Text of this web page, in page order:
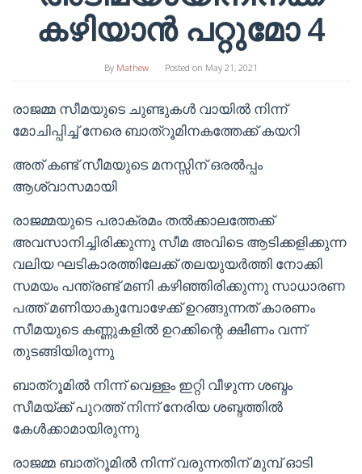
കഴിയാൻ പറ്റുമോ 4
By Mathew Posted on May 21, 2021
രാജമ്മ സീമയുടെ ചുണ്ടുകൾ വായിൽ നിന്ന്
മോചിപ്പിച്ച് നേരെ ബാത്റൂമിനകത്തേക്ക് കയറി
അത് കണ്ട് സീമയുടെ മനസ്സിന് ഒരൽപ്പം
ആശ്വാസമായി
രാജമ്മയുടെ പരാക്രമം തൽക്കാലത്തേക്ക്
അവസാനിച്ചിരിക്കുന്നു സീമ അവിടെ ആടിക്കളിക്കുന്ന
വലിയ ഘടികാരത്തിലേക്ക് തലയുയർത്തി നോക്കി
സമയം പന്ത്രണ്ട് മണി കഴിഞ്ഞിരിക്കുന്നു സാധാരണ
പത്ത് മണിയാകുമ്പോഴേക്ക് ഉറങ്ങുന്നത് കാരണം
സീമയുടെ കണ്ണുകളിൽ ഉറക്കിന്റെ ക്ഷീണം വന്ന്
തുടങ്ങിയിരുന്നു
ബാത്റൂമിൽ നിന്ന് വെള്ളം ഇറ്റി വീഴുന്ന ശബ്ദം
സീമയ്ക്ക് പുറത്ത് നിന്ന് നേരിയ ശബ്ദത്തിൽ
കേൾക്കാമായിരുന്നു
രാജമ്മ ബാത്റൂമിൽ നിന്ന് വരുന്നതിന് മുമ്പ് ഓടി